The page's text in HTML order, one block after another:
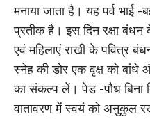
मनाया जाता है। यह पर्व भाई
प्रतीक है। इस दिन रक्षा
एवं महिलाएं राखी के पवित्र
स्नेह की डोर एक वृक्ष को बांधे
का संकल्प लें। पेड -पौध बिना
वातावरण में स्वयं को अनुकुल